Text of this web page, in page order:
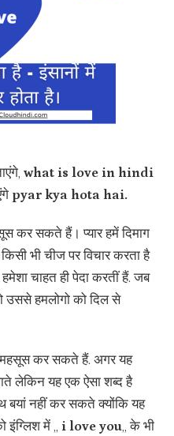
what is love in hindi
pyar kya hota hai.
कर सकते हैं। प्यार हमें दिमाग
भी चीज पर विचार करता है
चाहत ही पेदा करतीं हैं. जब
उससे हमलोगो को दिल से
महसूस कर सकते हैं. अगर यह
लेकिन यह एक ऐसा शब्द है
बयां नहीं कर सकते क्योंकि यह
इंग्लिश में ,, i love you,, के भी